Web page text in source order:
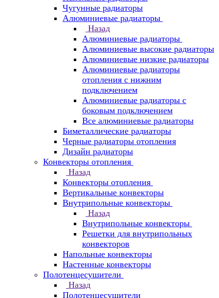
Чугунные радиаторы
Алюминиевые радиаторы
Назад
Алюминиевые радиаторы
Алюминиевые высокие радиаторы
Алюминиевые низкие радиаторы
Алюминиевые радиаторы
отопления с нижним
подключением
Алюминиевые радиаторы с
боковым подключением
Все алюминиевые радиаторы
Биметаллические радиаторы
Черные радиаторы отопления
Дизайн радиаторы
Конвекторы отопления
Назад
Конвекторы отопления
Вертикальные конвекторы
Внутрипольные конвекторы
Назад
Внутрипольные конвекторы
Решетки для внутрипольных
конвекторов
Напольные конвекторы
Настенные конвекторы
Полотенцесушители
Назад
Полотенцесушители